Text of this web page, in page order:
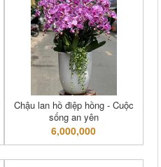
Chậu lan hồ điệp hồng - Cuộc
sống an yên
6,000,000